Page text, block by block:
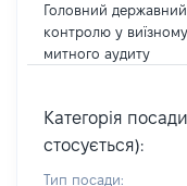
Головний державний
контролю у
митного аудиту
Категорія
стосується):
Тип посади: